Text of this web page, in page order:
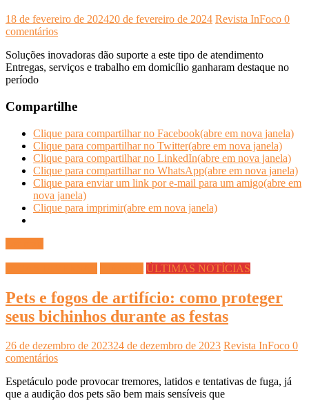
18 de fevereiro de 202420 de fevereiro de 2024 Revista InFoco 0
comentários
Soluções inovadoras dão suporte a este tipo de atendimento
Entregas, serviços e trabalho em domicílio ganharam destaque no
período
Compartilhe
Clique para compartilhar no Facebook(abre em nova janela)
Clique para compartilhar no Twitter(abre em nova janela)
Clique para compartilhar no LinkedIn(abre em nova janela)
Clique para compartilhar no WhatsApp(abre em nova janela)
Clique para enviar um link por e-mail para um amigo(abre em
nova janela)
Clique para imprimir(abre em nova janela)
ÚLTIMAS NOTÍCIAS
Pets e fogos de artifício: como proteger
seus bichinhos durante as festas
26 de dezembro de 202324 de dezembro de 2023 Revista InFoco 0
comentários
Espetáculo pode provocar tremores, latidos e tentativas de fuga, já
que a audição dos pets são bem mais sensíveis que